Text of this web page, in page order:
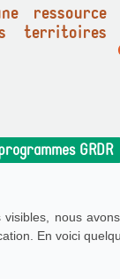
ressource
territoires
GRDR
nous
En voici